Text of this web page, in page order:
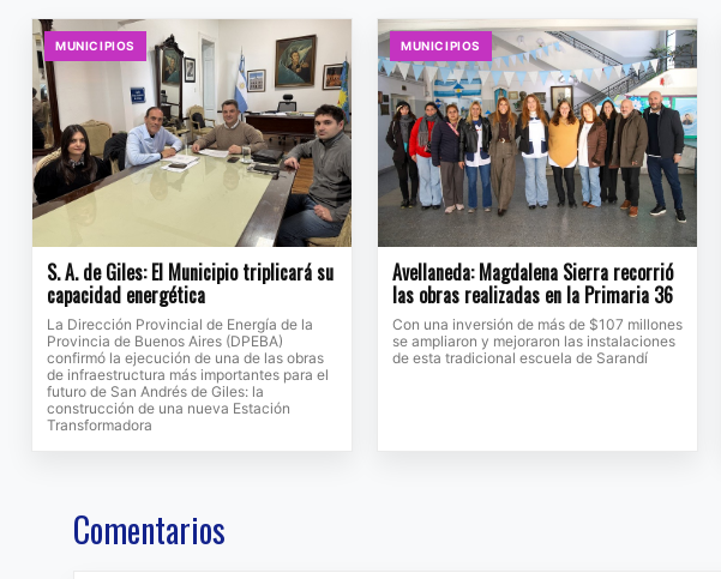
MUNICIPIOS
S. A. de Giles: El Municipio triplicará su
capacidad energética
La Dirección Provincial de Energía de la
Provincia de Buenos Aires (DPEBA)
confirmó la ejecución de una de las obras
de infraestructura más importantes para el
futuro de San Andrés de Giles: la
construcción de una nueva Estación
Transformadora
MUNICIPIOS
Avellaneda: Magdalena Sierra recorrió
las obras realizadas en la Primaria 36
Con una inversión de más de $107 millones
se ampliaron y mejoraron las instalaciones
de esta tradicional escuela de Sarandí
Comentarios